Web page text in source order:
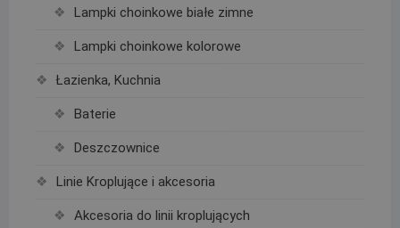
Lampki choinkowe białe zimne
Lampki choinkowe kolorowe
Łazienka, Kuchnia
Baterie
Deszczownice
Linie Kroplujące i akcesoria
Akcesoria do linii kroplujących